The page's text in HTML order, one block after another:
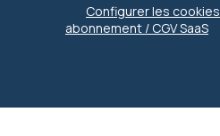
Configurer les cookies
abonnement / CGV SaaS